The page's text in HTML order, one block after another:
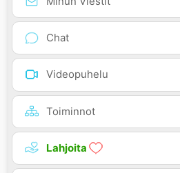
Chat
Videopuhelu
Toiminnot
Lahjoita